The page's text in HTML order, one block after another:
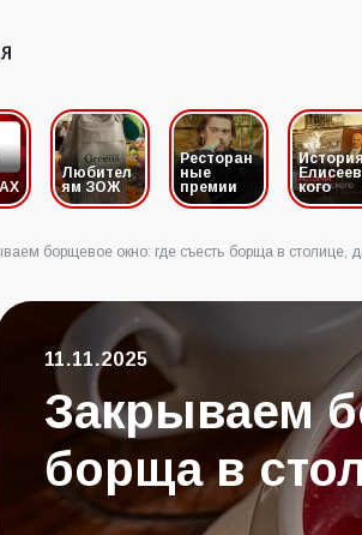
Любител
ям ЗОЖ
Ресторан
ные
премии
кого
борщевое окно: где съесть борща в столице,
11.11.2025
Закрываем
борща в